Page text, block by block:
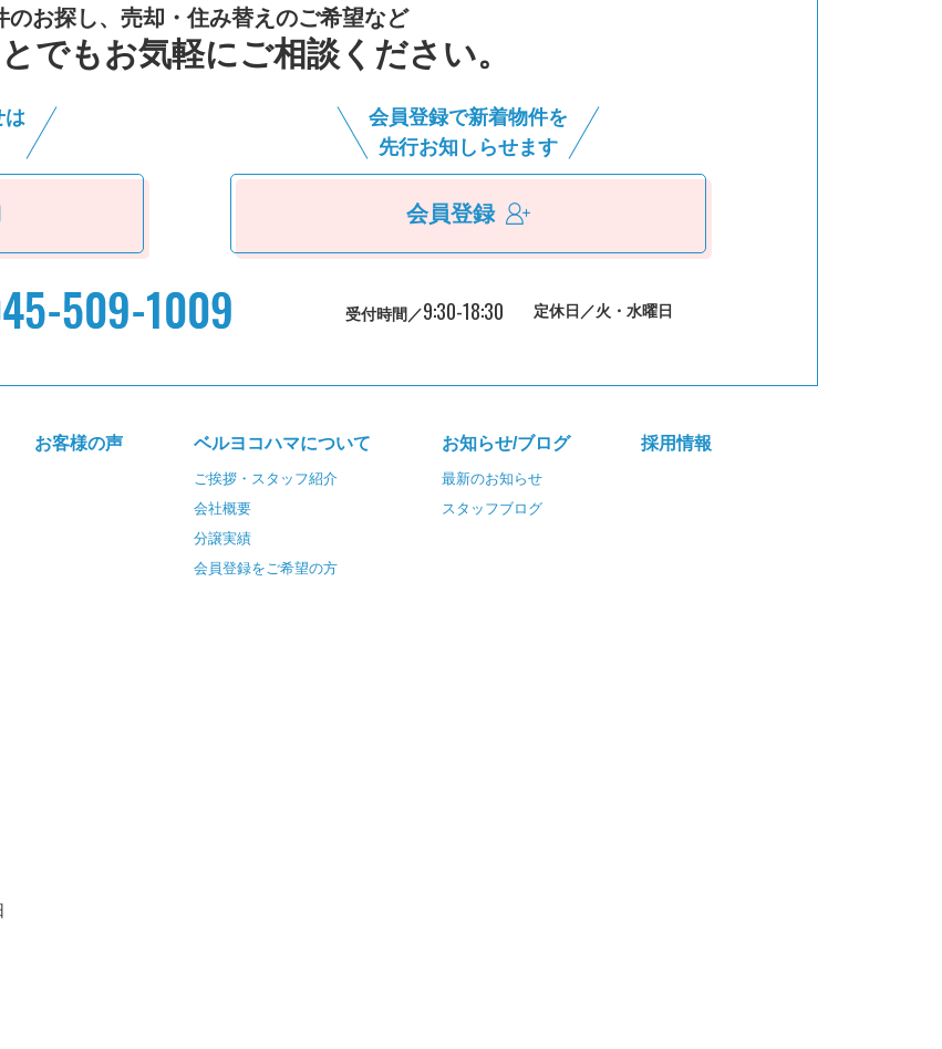
のお探し、売却・住み替えのご希望など
でもお気軽にご相談ください。
は
会員登録で新着物件を
先⾏お知しらせます
会員登録
受付時間／9:30-18:30 定休日／火・水曜日
お客様の声 ベルヨコハマについて
ご挨拶・スタッフ紹介
会社概要
分譲実績
会員登録をご希望の方
お知らせ/ブログ
最新のお知らせ
スタッフブログ
採⽤情報